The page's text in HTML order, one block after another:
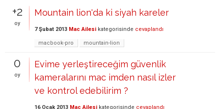
+2
oy
Mountain lion'da ki siyah kareler
7 Şubat 2013 Mac Ailesi kategorisinde cevaplandı
macbook-pro mountain-lion
0
oy
Evime yerleştireceğim güvenlik
kameralarını mac imden nasıl izler
ve kontrol edebilirim ?
16 Ocak 2013 Mac Ailesi kategorisinde cevaplandı